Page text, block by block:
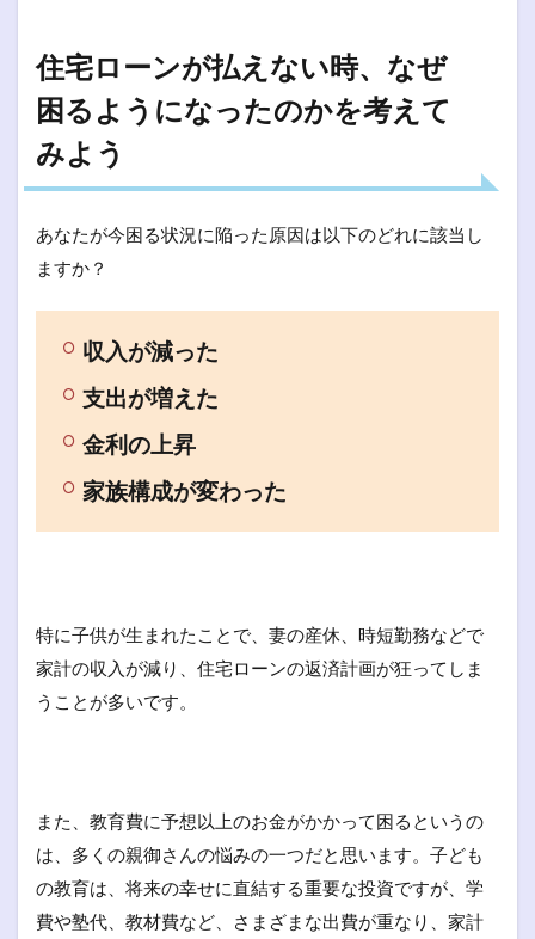
住宅ローンが払えない時、なぜ
困るようになったのかを考えて
みよう
あなたが今困る状況に陥った原因は以下のどれに該当し
ますか？
収入が減った
支出が増えた
金利の上昇
家族構成が変わった
特に子供が生まれたことで、妻の産休、時短勤務などで
家計の収入が減り、住宅ローンの返済計画が狂ってしま
うことが多いです。
また、教育費に予想以上のお金がかかって困るというの
は、多くの親御さんの悩みの一つだと思います。子ども
の教育は、将来の幸せに直結する重要な投資ですが、学
費や塾代、教材費など、さまざまな出費が重なり、家計